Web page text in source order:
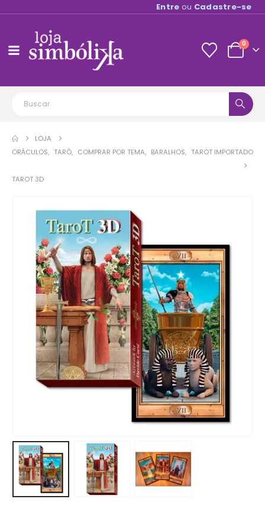
Entre ou Cadastre-se
0
LOJA
ORÁCULOS, TARÔ, COMPRAR POR TEMA, BARALHOS, TAROT IMPORTADO
TAROT 3D